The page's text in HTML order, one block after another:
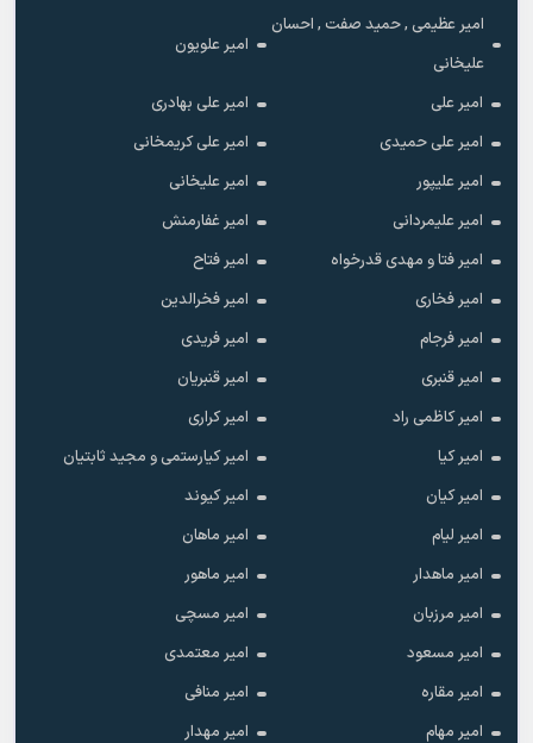
امیر عظیمی , حمید صفت , احسان
علیخانی
امیر علویون
امیر علی
امیر علی بهادری
امیر علی حمیدی
امیر علی کریمخانی
امیر علیپور
امیر علیخانی
امیر علیمردانی
امیر غفارمنش
امیر فتا و مهدی قدرخواه
امیر فتاح
امیر فخاری
امیر فخرالدین
امیر فرجام
امیر فریدی
امیر قنبری
امیر قنبریان
امیر کاظمی راد
امیر کراری
امیر کیا
امیر کیارستمی و مجید ثابتیان
امیر کیان
امیر کیوند
امیر لیام
امیر ماهان
امیر ماهدار
امیر ماهور
امیر مرزبان
امیر مسچی
امیر مسعود
امیر معتمدی
امیر مقاره
امیر منافی
امیر مهام
امیر مهدار